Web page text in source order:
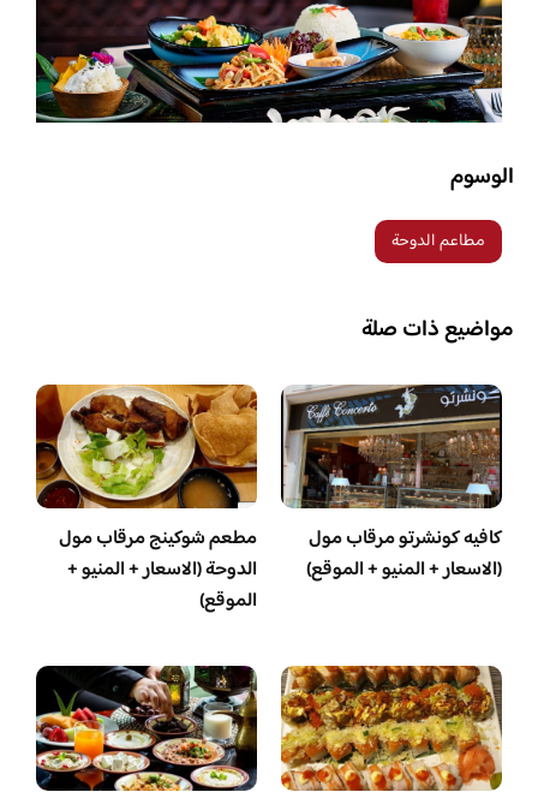
الوسوم
مطاعم الدوحة
مواضيع ذات صلة
كافيه كونشرتو مرقاب مول
(الاسعار + المنيو + الموقع)
مطعم شوكينج مرقاب مول
الدوحة (الاسعار + المنيو +
الموقع)